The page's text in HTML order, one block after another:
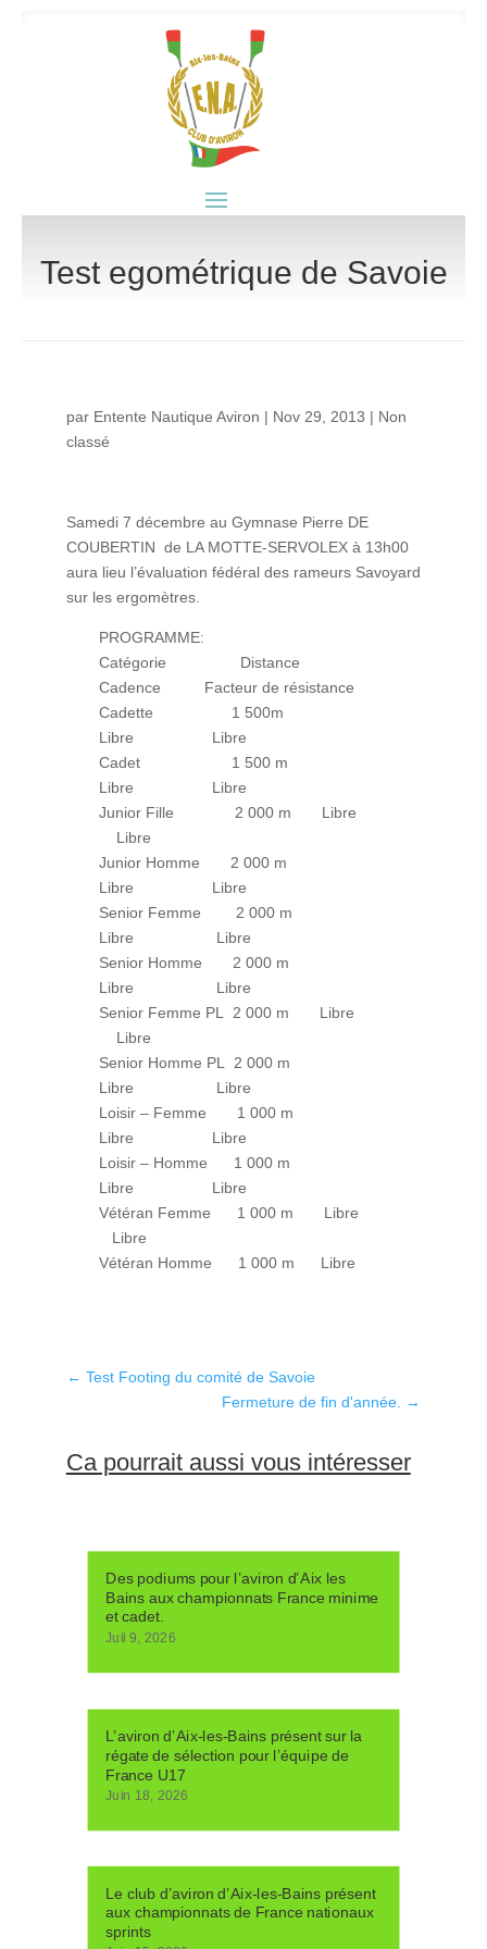
Test egométrique de Savoie
par Entente Nautique Aviron | Nov 29, 2013 | Non
classé
Samedi 7 décembre au Gymnase Pierre DE
COUBERTIN de LA MOTTE-SERVOLEX à 13h00
aura lieu l’évaluation fédéral des rameurs Savoyard
sur les ergomètres.
PROGRAMME:
Catégorie Distance
Cadence Facteur de résistance
Cadette 1 500m
Libre Libre
Cadet 1 500 m
Libre Libre
Junior Fille 2 000 m Libre
Libre
Junior Homme 2 000 m
Libre Libre
Senior Femme 2 000 m
Libre Libre
Senior Homme 2 000 m
Libre Libre
Senior Femme PL 2 000 m Libre
Libre
Senior Homme PL 2 000 m
Libre Libre
Loisir – Femme 1 000 m
Libre Libre
Loisir – Homme 1 000 m
Libre Libre
Vétéran Femme 1 000 m Libre
Libre
Vétéran Homme 1 000 m Libre
← Test Footing du comité de Savoie
Fermeture de fin d'année.
→
Ca pourrait aussi vous intéresser
Des podiums pour l’aviron d’Aix les
Bains aux championnats France minime
et cadet.
Juil 9, 2026
L’aviron d’Aix-les-Bains présent sur la
régate de sélection pour l’équipe de
France U17
Juin 18, 2026
Le club d’aviron d’Aix-les-Bains présent
aux championnats de France nationaux
sprints